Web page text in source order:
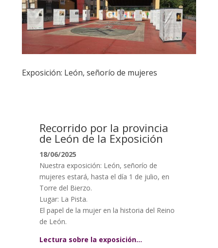
Exposición: León, señorío de mujeres
Recorrido por la provincia
de León de la Exposición
18/06/2025
Nuestra exposición: León, señorío de
mujeres estará, hasta el día 1 de julio, en
Torre del Bierzo.
Lugar: La Pista.
El papel de la mujer en la historia del Reino
de León.
Lectura sobre la exposición…